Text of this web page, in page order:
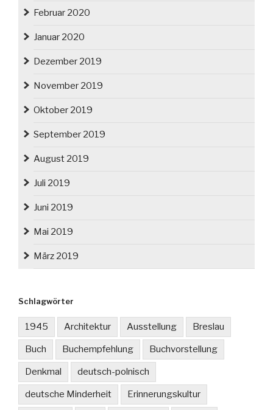
Februar 2020
Januar 2020
Dezember 2019
November 2019
Oktober 2019
September 2019
August 2019
Juli 2019
Juni 2019
Mai 2019
März 2019
Schlagwörter
1945 Architektur Ausstellung Breslau
Buch Buchempfehlung Buchvorstellung
Denkmal deutsch-polnisch
deutsche Minderheit Erinnerungskultur